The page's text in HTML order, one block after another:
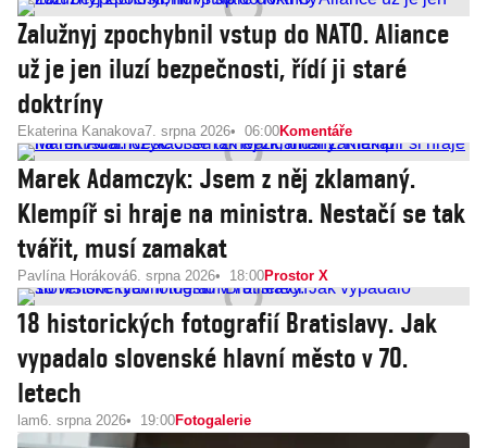
Zalužnyj zpochybnil vstup do NATO. Aliance
už je jen iluzí bezpečnosti, řídí ji staré
doktríny
Ekaterina Kanakova7. srpna 2026 06:00Komentáře
Marek Adamczyk: Jsem z něj zklamaný.
Klempíř si hraje na ministra. Nestačí se tak
tvářit, musí zamakat
Pavlína Horáková6. srpna 2026 18:00Prostor X
18 historických fotografií Bratislavy. Jak
vypadalo slovenské hlavní město v 70.
letech
lam6. srpna 2026 19:00Fotogalerie